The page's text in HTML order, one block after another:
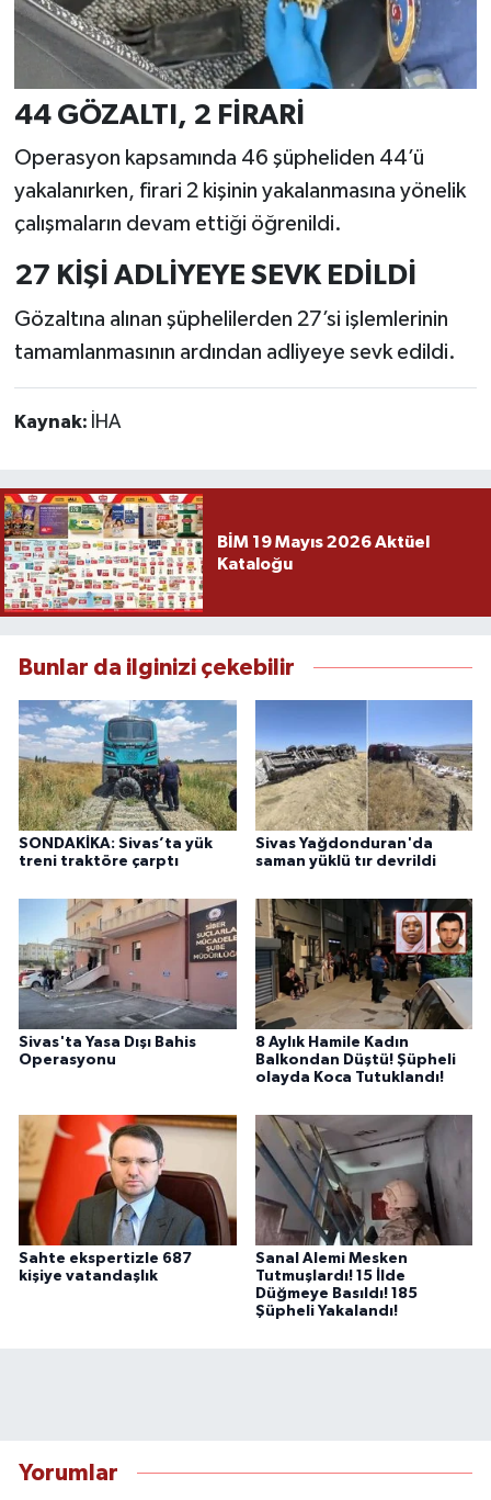
44 GÖZALTI, 2 FİRARİ
Operasyon kapsamında 46 şüpheliden 44’ü
yakalanırken, firari 2 kişinin yakalanmasına yönelik
çalışmaların devam ettiği öğrenildi.
27 KİŞİ ADLİYEYE SEVK EDİLDİ
Gözaltına alınan şüphelilerden 27’si işlemlerinin
tamamlanmasının ardından adliyeye sevk edildi.
Kaynak: İHA
BİM 19 Mayıs 2026 Aktüel
Kataloğu
Bunlar da ilginizi çekebilir
SONDAKİKA: Sivas’ta yük
treni traktöre çarptı
Sivas Yağdonduran'da
saman yüklü tır devrildi
Sivas'ta Yasa Dışı Bahis
Operasyonu
8 Aylık Hamile Kadın
Balkondan Düştü! Şüpheli
olayda Koca Tutuklandı!
Sahte ekspertizle 687
kişiye vatandaşlık
Sanal Alemi Mesken
Tutmuşlardı! 15 İlde
Düğmeye Basıldı! 185
Şüpheli Yakalandı!
Yorumlar